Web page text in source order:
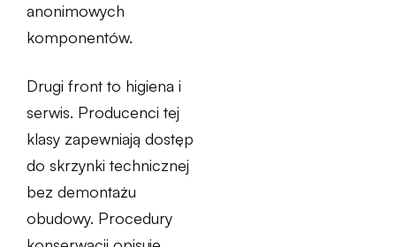
anonimowych
komponentów.
Drugi front to higiena i
serwis. Producenci tej
klasy zapewniają dostęp
do skrzynki technicznej
bez demontażu
obudowy. Procedury